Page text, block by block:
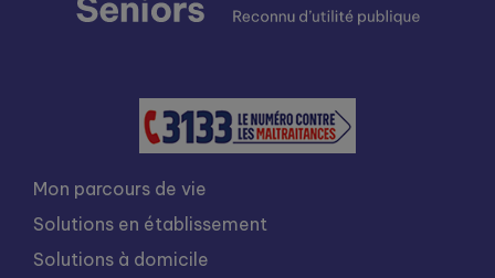
Mon parcours de vie
Solutions en établissement
Solutions à domicile